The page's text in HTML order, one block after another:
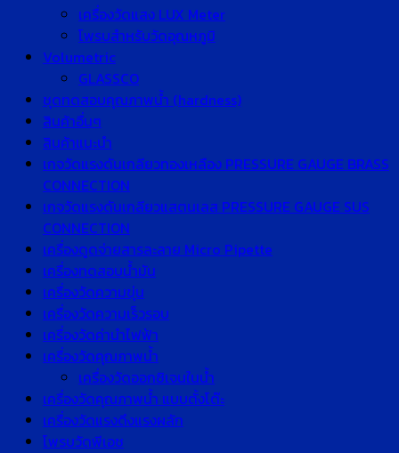
เครื่องวัดแสง LUX Meter
โพรบสำหรับวัดอุณหภูมิ
Volumetric
GLASSCO
ชุดทดสอบคุณภาพน้ำ (hardness)
สินค้าอื่นๆ
สินค้าแนะนำ
เกจวัดแรงดันเกลียวทองเหลือง PRESSURE GAUGE BRASS
CONNECTION
เกจวัดแรงดันเกลียวแสตนเลส PRESSURE GAUGE SUS
CONNECTION
เครื่องดูดจ่ายสารละลาย Micro Pipette
เครื่องทดสอบน้ำมัน
เครื่องวัดความขุ่น
เครื่องวัดความเร็วรอบ
เครื่องวัดค่านำไฟฟ้า
เครื่องวัดคุณภาพน้ำ
เครื่องวัดออกซิเจนในน้ำ
เครื่องวัดคุณภาพน้ำ แบบตั้งโต๊ะ
เครื่องวัดแรงดึงแรงผลัก
โพรบวัดพีเอช